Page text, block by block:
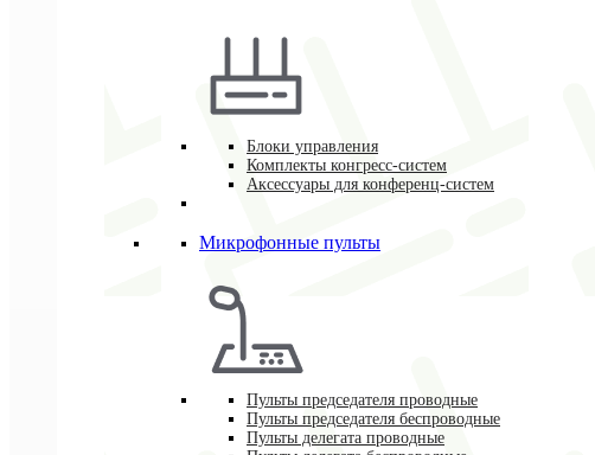
Блоки управления
Комплекты конгресс-систем
Аксессуары для конференц-систем
Микрофонные пульты
Пульты председателя проводные
Пульты председателя беспроводные
Пульты делегата проводные